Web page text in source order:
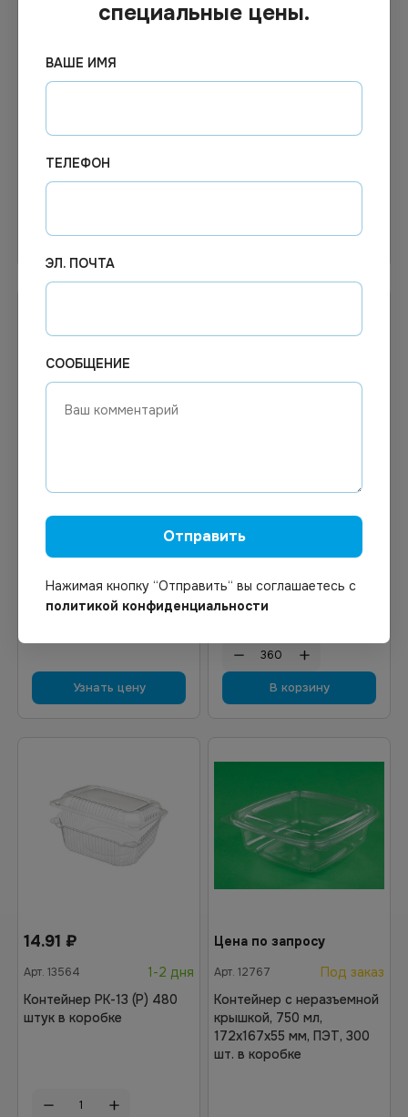
Арт.12997
170х165х54 мм Комус
РКСП-750/11 (ПЭТ)*320
В корзину В корзину
Цена по запросу
Арт.12825
Контейнер с неразъемной
РКСП-750 ПЭТ овальный
(Ю)*300
Узнать цену
12.16₽
В наличии
Контейнер с неразъемной
159х130х55 мм ПР-РКС-500
ПЭТ *360
В корзину
14.91 ₽
Арт. 13564
1-2 дня
Контейнер РК-13 (Р) 480
штук в коробке
Цена по запросу
Арт. 12767
Под заказ
Контейнер с неразъемной
крышкой, 750 мл,
172х167х55 мм, ПЭТ, 300
шт. в коробке
специальные цены.
ВАШЕ ИМЯ
ТЕЛЕФОН
ЭЛ. ПОЧТА
СООБЩЕНИЕ
Отправить
Нажимая кнопку “Отправить“ вы соглашаетесь с
политикой конфиденциальности